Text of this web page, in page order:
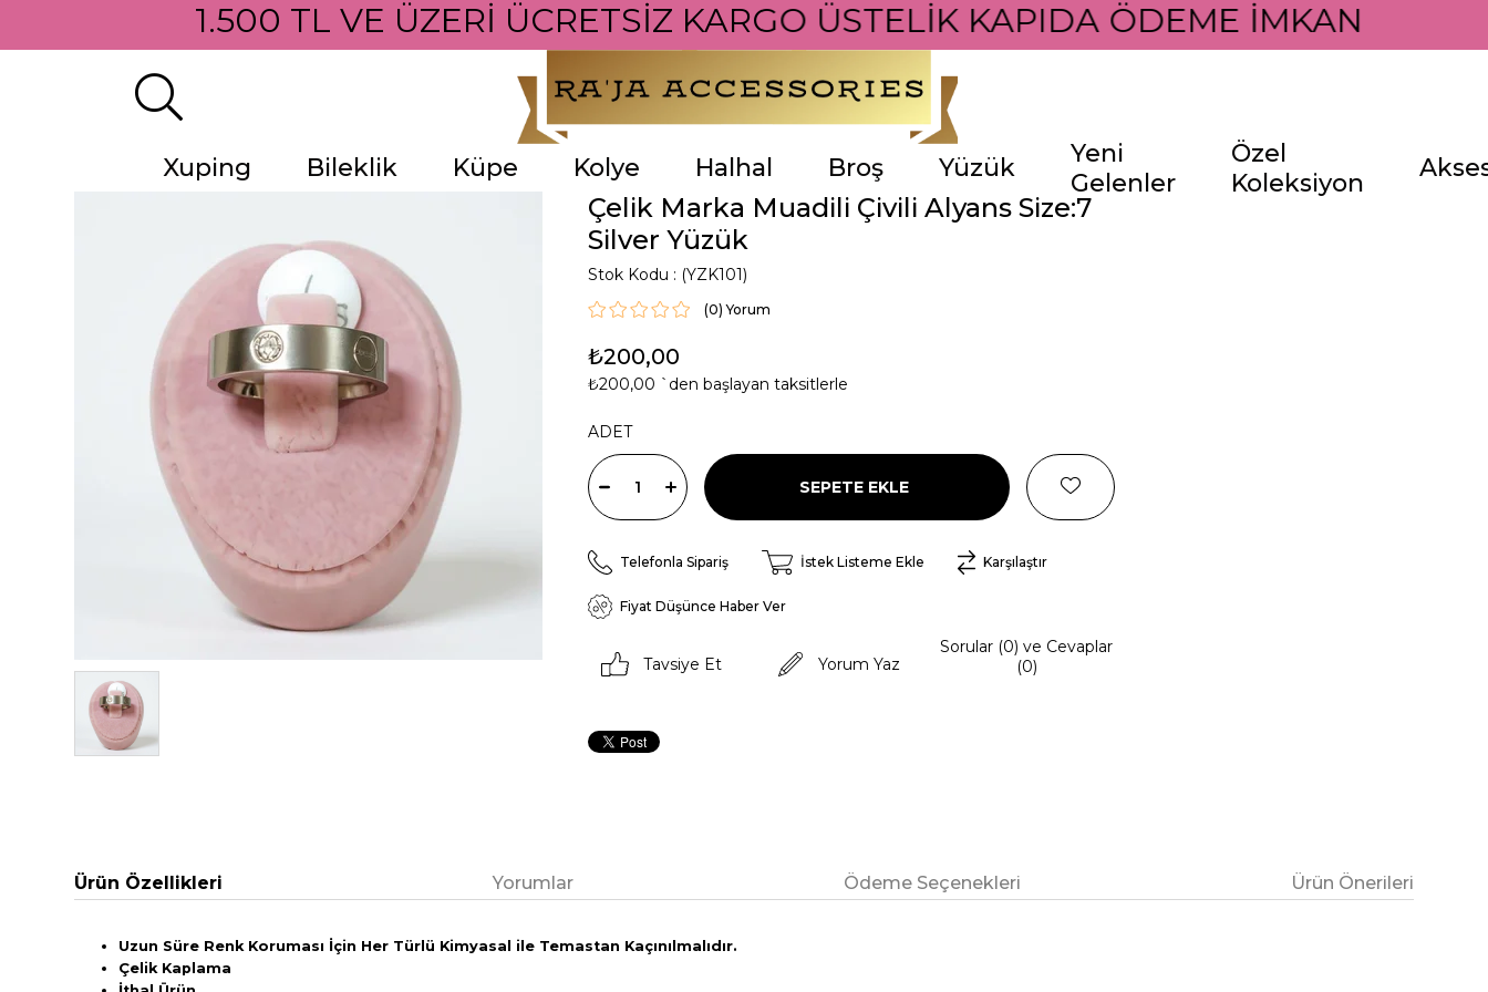
1.500 TL VE ÜZERİ ÜCRETSİZ KARGO ÜSTELİK KAPIDA ÖDEME İMKANI İLE
Xuping Bileklik Küpe Kolye Halhal Broş Yüzük
Yeni
Gelenler
Özel
Koleksiyon
Çelik Marka Muadili Çivili Alyans Size:7
Silver Yüzük
Stok Kodu (YZK101)
(0)
₺200,00
₺200,00 `den başlayan taksitlerle
ADET
Telefonla Sipariş İstek Listeme Ekle Karşılaştır
Fiyat Düşünce Haber Ver
Tavsiye Et Yorum Yaz
Sorular (0) ve Cevaplar
(0)
Ürün Özellikleri Yorumlar Ödeme Seçenekleri Ürün Önerileri
Uzun Süre Renk Koruması İçin Her Türlü Kimyasal ile Temastan Kaçınılmalıdır.
Çelik Kaplama